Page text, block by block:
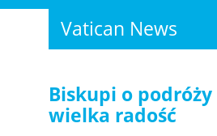
Vatican News
Biskupi o
wielka radość